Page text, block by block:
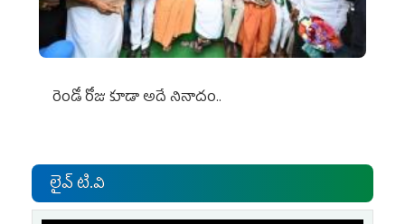
రెండో రోజు కూడా అదే నినాదం..
లైవ్ టి.వి